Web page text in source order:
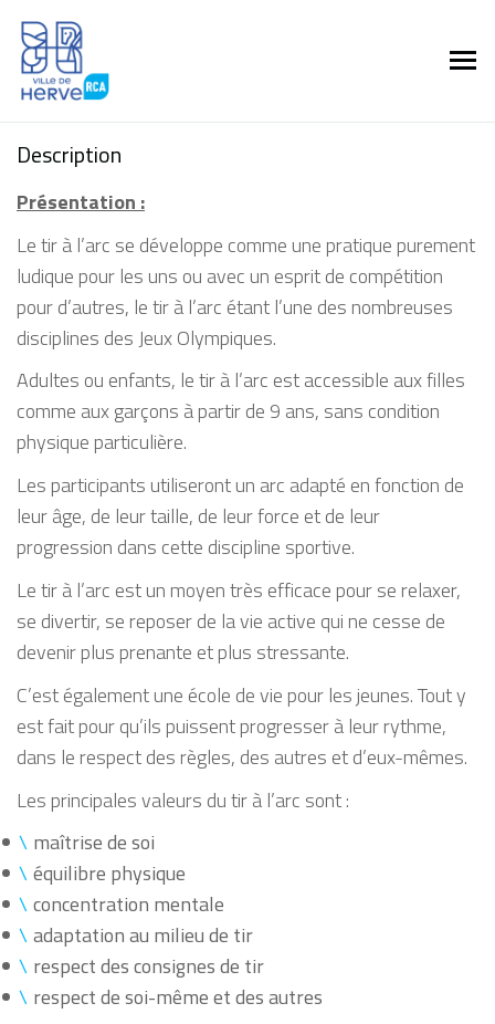
Description
Présentation :
Le tir à l’arc se développe comme une pratique purement
ludique pour les uns ou avec un esprit de compétition
pour d’autres, le tir à l’arc étant l’une des nombreuses
disciplines des Jeux Olympiques.
Adultes ou enfants, le tir à l’arc est accessible aux filles
comme aux garçons à partir de 9 ans, sans condition
physique particulière.
Les participants utiliseront un arc adapté en fonction de
leur âge, de leur taille, de leur force et de leur
progression dans cette discipline sportive.
Le tir à l’arc est un moyen très efficace pour se relaxer,
se divertir, se reposer de la vie active qui ne cesse de
devenir plus prenante et plus stressante.
C’est également une école de vie pour les jeunes. Tout y
est fait pour qu’ils puissent progresser à leur rythme,
dans le respect des règles, des autres et d’eux-mêmes.
Les principales valeurs du tir à l’arc sont :
maîtrise de soi
équilibre physique
concentration mentale
adaptation au milieu de tir
respect des consignes de tir
respect de soi-même et des autres